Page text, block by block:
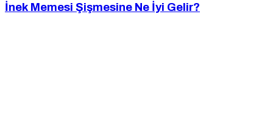
İnek Memesi Şişmesine Ne İyi Gelir?